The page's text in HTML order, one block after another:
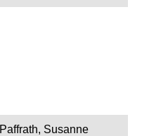
Paffrath, Susanne